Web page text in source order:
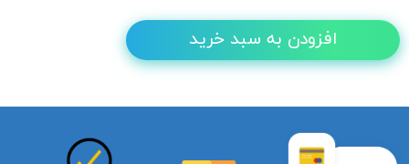
افزودن به سبد خرید